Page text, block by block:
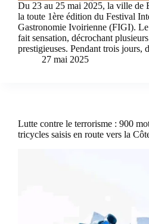
Du 23 au 25 mai 2025, la ville de
la toute 1ère édition du Festival
Gastronomie Ivoirienne (FIGI).
fait sensation, décrochant
prestigieuses. Pendant trois jours,
27 mai 2025
Lutte contre le terrorisme : 900
tricycles saisis en route vers la